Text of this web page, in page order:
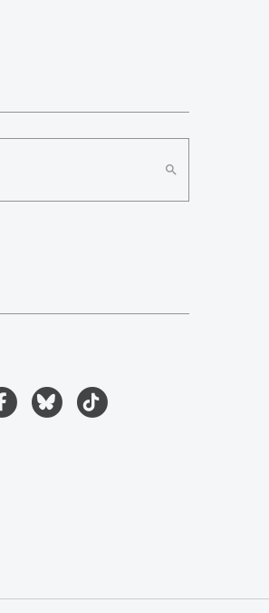
search